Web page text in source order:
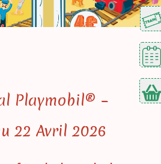
Playmobil® –
22 Avril 2026